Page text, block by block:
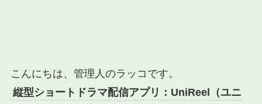
こんにちは、管理人のラッコです。
縦型ショートドラマ配信アプリ：UniReel（ユニ